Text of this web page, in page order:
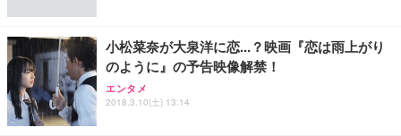
小松菜奈が大泉洋に恋...？映画『恋は雨上がり
のように』の予告映像解禁！
エンタメ
2018.3.10(土) 13:14